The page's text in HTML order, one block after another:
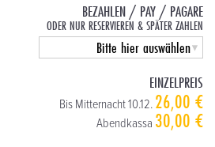
BEZAHLEN / PAY / PAGARE
ODER NUR RESERVIEREN & SPÄTER ZAHLEN
EINZELPREIS
Bis Mitternacht 10.12.26,00 €
Abendkassa 30,00 €